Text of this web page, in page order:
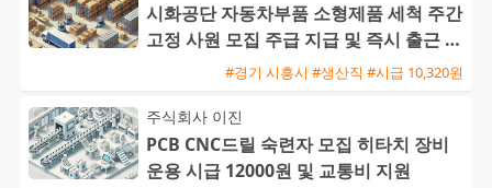
시화공단 자동차부품 소형제품 세척 주간
고정 사원 모집 주급 지급 및 즉시 출근 가
#경기 시흥시 #생산직 #시급 10,320원
주식회사 이진
PCB CNC드릴 숙련자 모집 히타치 장비
운용 시급 12000원 및 교통비 지원